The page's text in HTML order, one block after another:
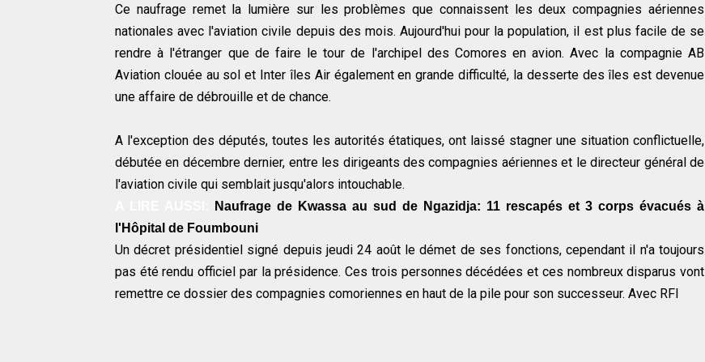
Ce naufrage remet la lumière sur les problèmes que connaissent les deux compagnies aériennes
nationales avec l'aviation civile depuis des mois. Aujourd'hui pour la population, il est plus facile de se
rendre à l'étranger que de faire le tour de l'archipel des Comores en avion. Avec la compagnie AB
Aviation clouée au sol et Inter îles Air également en grande difficulté, la desserte des îles est devenue
une affaire de débrouille et de chance.
A l'exception des députés, toutes les autorités étatiques, ont laissé stagner une situation conflictuelle,
débutée en décembre dernier, entre les dirigeants des compagnies aériennes et le directeur général de
l'aviation civile qui semblait jusqu'alors intouchable.
Naufrage de Kwassa au sud de Ngazidja: 11 rescapés et 3 corps évacués à
l'Hôpital de Foumbouni
Un décret présidentiel signé depuis jeudi 24 août le démet de ses fonctions, cependant il n'a toujours
pas été rendu officiel par la présidence. Ces trois personnes décédées et ces nombreux disparus vont
remettre ce dossier des compagnies comoriennes en haut de la pile pour son successeur. Avec RFI